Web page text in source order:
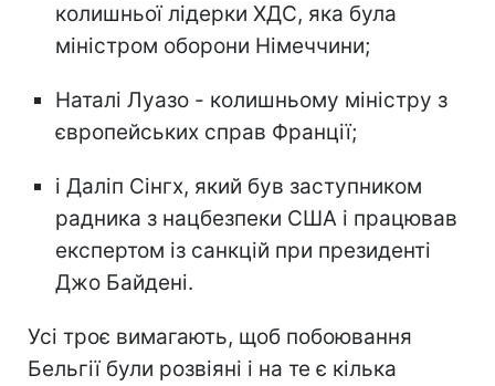
колишньої лідерки ХДС, яка була
міністром оборони Німеччини;
Наталі Луазо - колишньому міністру з
європейських справ Франції;
і Даліп Сінгх, який був заступником
радника з нацбезпеки США і працював
експертом із санкцій при президенті
Джо Байдені.
Усі троє вимагають, щоб побоювання
Бельгії були розвіяні і на те є кілька